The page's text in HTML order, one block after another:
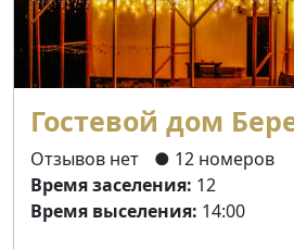
Гостевой дом
Отзывов нет
● 12 номеров
Время заселения: 12
Время выселения: 14:00